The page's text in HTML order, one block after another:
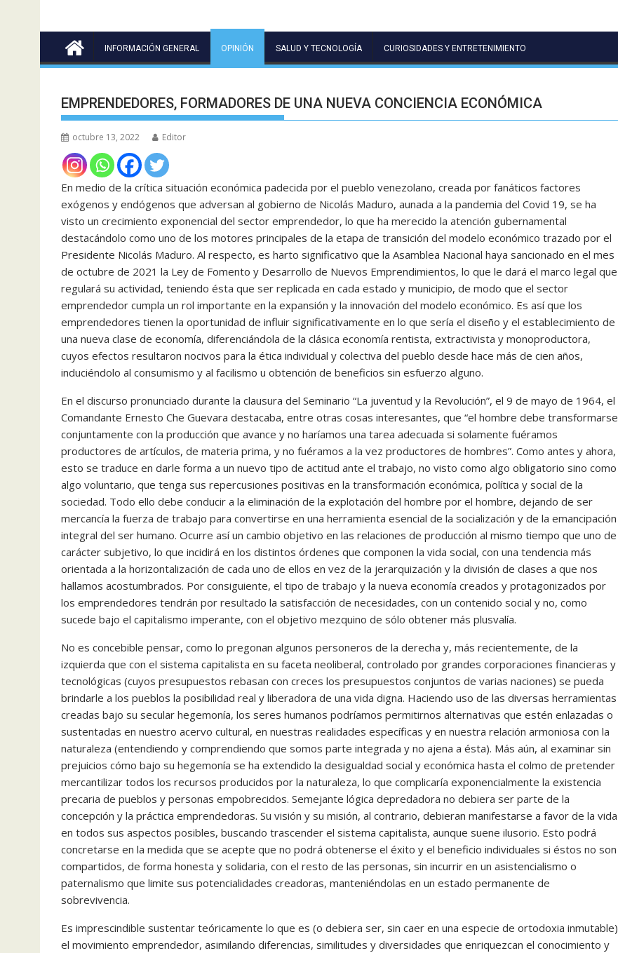
INFORMACIÓN GENERAL OPINIÓN SALUD Y TECNOLOGÍA CURIOSIDADES Y ENTRETENIMIENTO
EMPRENDEDORES, FORMADORES DE UNA NUEVA CONCIENCIA ECONÓMICA
octubre 13, 2022 Editor
En medio de la crítica situación económica padecida por el pueblo venezolano, creada por fanáticos factores
exógenos y endógenos que adversan al gobierno de Nicolás Maduro, aunada a la pandemia del Covid 19, se ha
visto un crecimiento exponencial del sector emprendedor, lo que ha merecido la atención gubernamental
destacándolo como uno de los motores principales de la etapa de transición del modelo económico trazado por el
Presidente Nicolás Maduro. Al respecto, es harto significativo que la Asamblea Nacional haya sancionado en el mes
de octubre de 2021 la Ley de Fomento y Desarrollo de Nuevos Emprendimientos, lo que le dará el marco legal que
regulará su actividad, teniendo ésta que ser replicada en cada estado y municipio, de modo que el sector
emprendedor cumpla un rol importante en la expansión y la innovación del modelo económico. Es así que los
emprendedores tienen la oportunidad de influir significativamente en lo que sería el diseño y el establecimiento de
una nueva clase de economía, diferenciándola de la clásica economía rentista, extractivista y monoproductora,
cuyos efectos resultaron nocivos para la ética individual y colectiva del pueblo desde hace más de cien años,
induciéndolo al consumismo y al facilismo u obtención de beneficios sin esfuerzo alguno.
En el discurso pronunciado durante la clausura del Seminario “La juventud y la Revolución”, el 9 de mayo de 1964, el
Comandante Ernesto Che Guevara destacaba, entre otras cosas interesantes, que “el hombre debe transformarse
conjuntamente con la producción que avance y no haríamos una tarea adecuada si solamente fuéramos
productores de artículos, de materia prima, y no fuéramos a la vez productores de hombres”. Como antes y ahora,
esto se traduce en darle forma a un nuevo tipo de actitud ante el trabajo, no visto como algo obligatorio sino como
algo voluntario, que tenga sus repercusiones positivas en la transformación económica, política y social de la
sociedad. Todo ello debe conducir a la eliminación de la explotación del hombre por el hombre, dejando de ser
mercancía la fuerza de trabajo para convertirse en una herramienta esencial de la socialización y de la emancipación
integral del ser humano. Ocurre así un cambio objetivo en las relaciones de producción al mismo tiempo que uno de
carácter subjetivo, lo que incidirá en los distintos órdenes que componen la vida social, con una tendencia más
orientada a la horizontalización de cada uno de ellos en vez de la jerarquización y la división de clases a que nos
hallamos acostumbrados. Por consiguiente, el tipo de trabajo y la nueva economía creados y protagonizados por
los emprendedores tendrán por resultado la satisfacción de necesidades, con un contenido social y no, como
sucede bajo el capitalismo imperante, con el objetivo mezquino de sólo obtener más plusvalía.
No es concebible pensar, como lo pregonan algunos personeros de la derecha y, más recientemente, de la
izquierda que con el sistema capitalista en su faceta neoliberal, controlado por grandes corporaciones financieras y
tecnológicas (cuyos presupuestos rebasan con creces los presupuestos conjuntos de varias naciones) se pueda
brindarle a los pueblos la posibilidad real y liberadora de una vida digna. Haciendo uso de las diversas herramientas
creadas bajo su secular hegemonía, los seres humanos podríamos permitirnos alternativas que estén enlazadas o
sustentadas en nuestro acervo cultural, en nuestras realidades específicas y en nuestra relación armoniosa con la
naturaleza (entendiendo y comprendiendo que somos parte integrada y no ajena a ésta). Más aún, al examinar sin
prejuicios cómo bajo su hegemonía se ha extendido la desigualdad social y económica hasta el colmo de pretender
mercantilizar todos los recursos producidos por la naturaleza, lo que complicaría exponencialmente la existencia
precaria de pueblos y personas empobrecidos. Semejante lógica depredadora no debiera ser parte de la
concepción y la práctica emprendedoras. Su visión y su misión, al contrario, debieran manifestarse a favor de la vida
en todos sus aspectos posibles, buscando trascender el sistema capitalista, aunque suene ilusorio. Esto podrá
concretarse en la medida que se acepte que no podrá obtenerse el éxito y el beneficio individuales si éstos no son
compartidos, de forma honesta y solidaria, con el resto de las personas, sin incurrir en un asistencialismo o
paternalismo que limite sus potencialidades creadoras, manteniéndolas en un estado permanente de
sobrevivencia.
Es imprescindible sustentar teóricamente lo que es (o debiera ser, sin caer en una especie de ortodoxia inmutable)
el movimiento emprendedor, asimilando diferencias, similitudes y diversidades que enriquezcan el conocimiento y